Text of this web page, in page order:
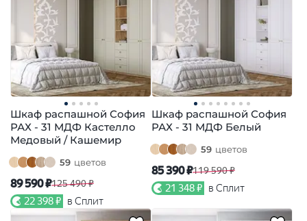
Шкаф распашной София
РАХ - 31 МДФ Кастелло
Медовый / Кашемир
59 цветов
89 590 ₽125 490 ₽
22 398 ₽ в Сплит
Шкаф распашной София
РАХ - 31 МДФ Белый
59 цветов
85 390 ₽119 590 ₽
21 348 ₽ в Сплит